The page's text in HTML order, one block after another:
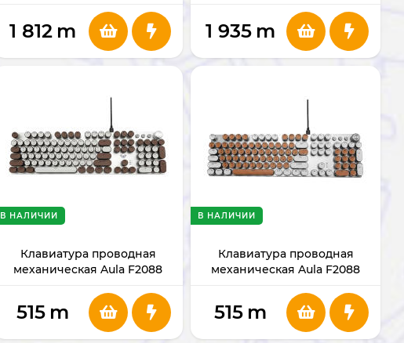
1 812 m 1 935 m
Клавиатура проводная
механическая Aula F2088
В НАЛИЧИИ
515 m
Клавиатура проводная
механическая Aula F2088
В НАЛИЧИИ
515 m